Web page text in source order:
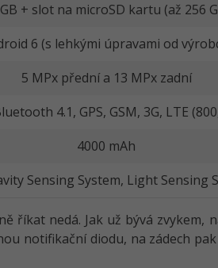
+ slot na microSD kartu (až 256
6 (s lehkými úpravami od
5 MPx přední a 13 MPx zadní
4.1, GPS, GSM, 3G, LTE
4000 mAh
Sensing System, Light Sensing
říkat nedá. Jak už bývá zvykem,
notifikační diodu, na zádech